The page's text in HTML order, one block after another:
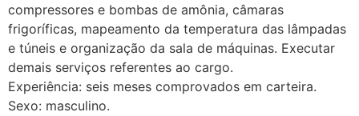
compressores e bombas de amônia, câmaras
frigoríficas, mapeamento da temperatura das lâmpadas
e túneis e organização da sala de máquinas. Executar
demais serviços referentes ao cargo.
Experiência: seis meses comprovados em carteira.
Sexo: masculino.